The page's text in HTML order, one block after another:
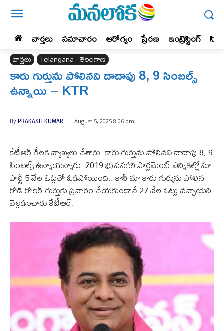
వార్తలు సమాచారం ఆరోగ్యం ప్రేర‌ణ‌ ఇంట్రెస్టింగ్‌
వార్తలు Telangana - తెలంగాణ
కారు గుర్తును పోలినవి దాదాపు 8, 9 సింబల్స్
ఉన్నాయి – KTR
By PRAKASH KUMAR - August 5, 2025 8:06 pm
కేటీఆర్ కీలక వ్యాఖ్యలు చేశారు. కారు గుర్తును పోలినవి దాదాపు 8, 9
సింబల్స్ ఉన్నాయన్నారు. 2019 భువనగిరి పార్లమెంట్ ఎన్నికల్లో మా
పార్టీ 5 వేల ఓట్లతో ఓడిపోయింది.. కానీ మా కారు గుర్తును పోలిన
రోడ్ రోలర్ గుర్తుకు ప్రచారం చేయకుండానే 27 వేల ఓట్లు వచ్చాయని
వెల్లడించారు కేటీఆర్.